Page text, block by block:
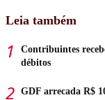
Leia também
Contribuintes
débitos
GDF arrecada R$